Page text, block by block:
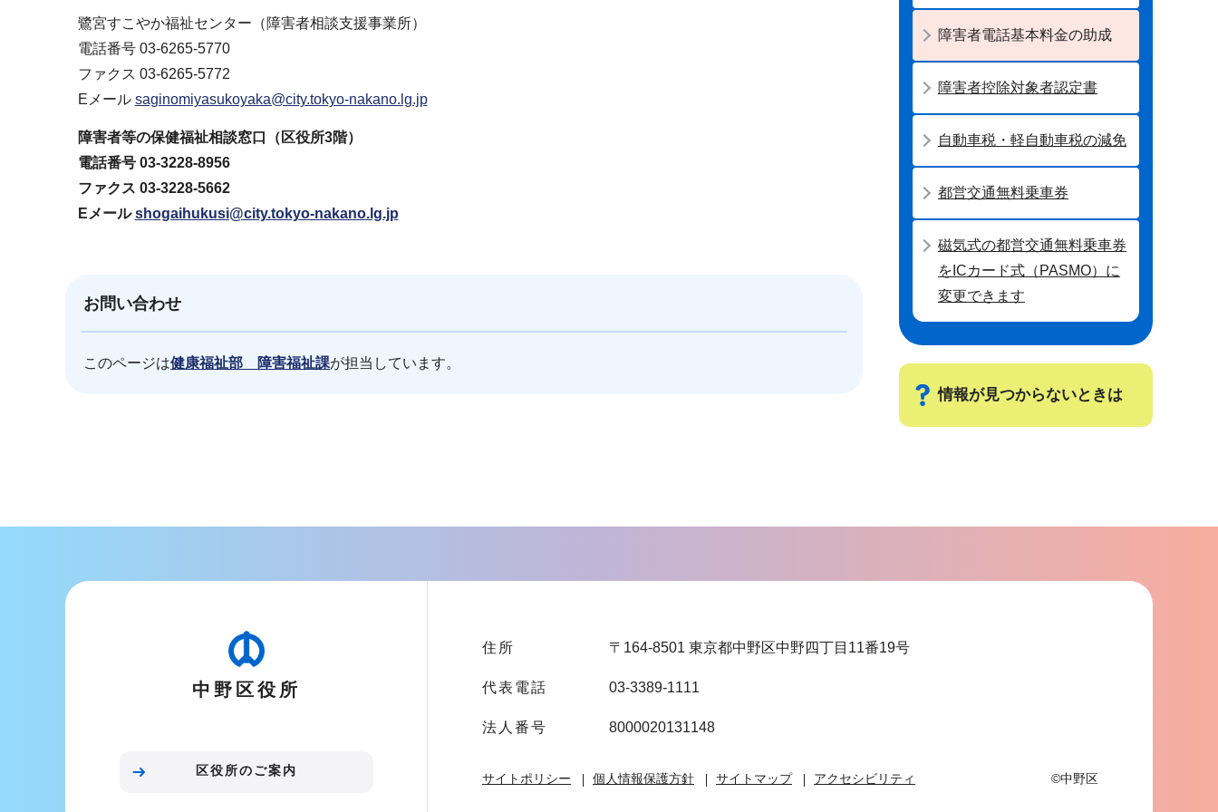
鷺宮すこやか福祉センター（障害者相談支援事業所）
電話番号 03-6265-5770
ファクス 03-6265-5772
Eメール saginomiyasukoyaka@city.tokyo-nakano.lg.jp
障害者等の保健福祉相談窓口（区役所3階）
電話番号 03-3228-8956
ファクス 03-3228-5662
Eメールshogaihukusi@city.tokyo-nakano.lg.jp
お問い合わせ
このページは健康福祉部 障害福祉課が担当しています。
障害者電話基本料金の助成
障害者控除対象者認定書
自動車税・軽自動車税の減免
都営交通無料乗車券
磁気式の都営交通無料乗車券
をICカード式（PASMO）に
変更できます
情報が見つからないときは
ー
中野区役所
区役所のご案内
住所 〒164-8501 東京都中野区中野四丁目11番19号
代表電話 03-3389-1111
法人番号 8000020131148
サイトポリシー 個人情報保護方針 サイトマップ アクセシビリティ ©中野区